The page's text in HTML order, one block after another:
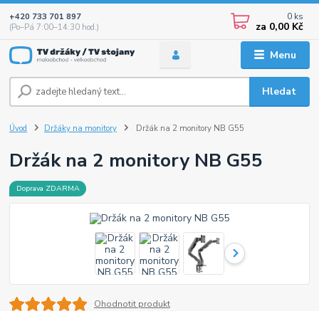
Menu
Hledat
+420 733 701 897
(Po–Pá 7:00–14:30 hod.)
0 ks
za 0,00 Kč
Úvod Držáky na monitory Držák na 2 monitory NB G55
Držák na 2 monitory NB G55
Doprava ZDARMA
Ohodnotit produkt